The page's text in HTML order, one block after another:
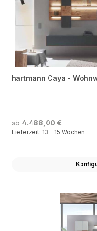
hartmann Caya -
ab 4.488,00 €
Lieferzeit: 13 - 15 Wochen